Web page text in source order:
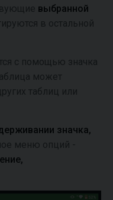
выбранной
в остальной
с помощью значка
может
таблиц или
значка,
меню опций -